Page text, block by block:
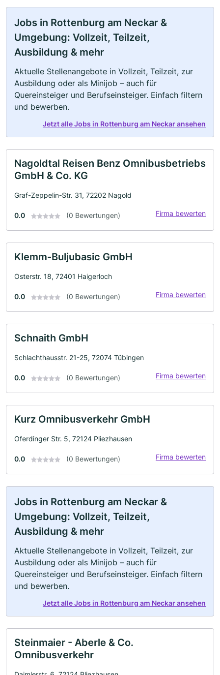
Jobs in Rottenburg am Neckar &
Umgebung: Vollzeit, Teilzeit,
Ausbildung & mehr
Aktuelle Stellenangebote in Vollzeit, Teilzeit, zur
Ausbildung oder als Minijob – auch für
Quereinsteiger und Berufseinsteiger. Einfach filtern
und bewerben.
Jetzt alle Jobs in Rottenburg am Neckar ansehen
Nagoldtal Reisen Benz Omnibusbetriebs
GmbH & Co. KG
Graf-Zeppelin-Str. 31, 72202 Nagold
0.0 (0 Bewertungen) Firma bewerten
Klemm-Buljubasic GmbH
Osterstr. 18, 72401 Haigerloch
0.0 (0 Bewertungen) Firma bewerten
Schnaith GmbH
Schlachthausstr. 21-25, 72074 Tübingen
0.0 (0 Bewertungen) Firma bewerten
Kurz Omnibusverkehr GmbH
Oferdinger Str. 5, 72124 Pliezhausen
0.0 (0 Bewertungen) Firma bewerten
Jobs in Rottenburg am Neckar &
Umgebung: Vollzeit, Teilzeit,
Ausbildung & mehr
Aktuelle Stellenangebote in Vollzeit, Teilzeit, zur
Ausbildung oder als Minijob – auch für
Quereinsteiger und Berufseinsteiger. Einfach filtern
und bewerben.
Jetzt alle Jobs in Rottenburg am Neckar ansehen
Steinmaier - Aberle & Co.
Omnibusverkehr